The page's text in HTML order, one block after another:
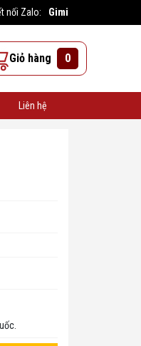
nối Zalo: Gimi
Giỏ hàng 0
Liên hệ